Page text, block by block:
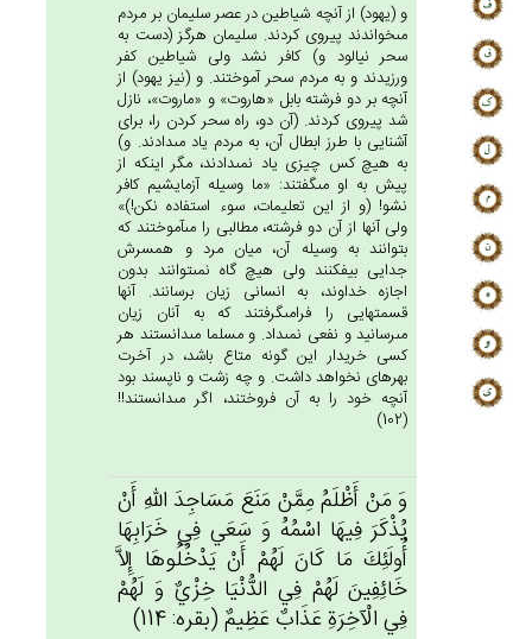
و (يهود) از آنچه شياطين در عصر سليمان بر مردم
مى‏خواندند پيروى كردند. سليمان هرگز (دست به
سحر نيالود و) كافر نشد ولى شياطين كفر
ورزيدند و به مردم سحر آموختند. و (نيز يهود) از
آنچه بر دو فرشته بابل «هاروت» و «ماروت»، نازل
شد پيروى كردند. (آن دو، راه سحر كردن را، براى
آشنايى با طرز ابطال آن، به مردم ياد مى‏دادند. و)
به هيچ كس چيزى ياد نمى‏دادند، مگر اينكه از
پيش به او مى‏گفتند: «ما وسيله آزمايشيم كافر
نشو! (و از اين تعليمات، سوء استفاده نكن!)»
ولى آنها از آن دو فرشته، مطالبى را مى‏آموختند كه
بتوانند به وسيله آن، ميان مرد و همسرش
جدايى بيفكنند ولى هيچ گاه نمى‏توانند بدون
اجازه خداوند، به انسانى زيان برسانند. آنها
قسمتهايى را فرامى‏گرفتند كه به آنان زيان
مى‏رسانيد و نفعى نمى‏داد. و مسلما مى‏دانستند هر
كسى خريدار اين گونه متاع باشد، در آخرت
بهره‏اى نخواهد داشت. و چه زشت و ناپسند بود
آنچه خود را به آن فروختند، اگر مى‏دانستند!!
(102)
وَ مَن‌ْ أَظْلَم‌ُ مِمَّن‌ْ مَنَع‌َ مَسَاجِدَ الله‌ِ أَن‌ْ
يُذْكَرَ فِيهَا اسْمُه‌ُ وَ سَعَي‌ فِي‌ خَرَابِهَا
أُولَئِك‌َ مَا كَان‌َ لَهُم‌ْ أَن‌ْ يَدْخُلُوهَا إِلاَّ
خَائِفِين‌َ لَهُم‌ْ فِي‌ الدُّنْيَا خِزْي‌ٌ وَ لَهُم‌ْ
فِي‌ الْآخِرَة‌ِ عَذَاب‌ٌ عَظِيم‌ٌ (بقره: 114)